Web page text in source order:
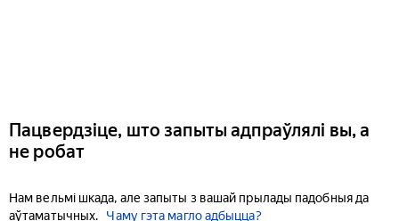
Пацвердзіце, што запыты адпраўлялі вы, а
не робат
Нам вельмі шкада, але запыты з вашай прылады падобныя да
аўтаматычных.
Чаму гэта магло адбыцца?